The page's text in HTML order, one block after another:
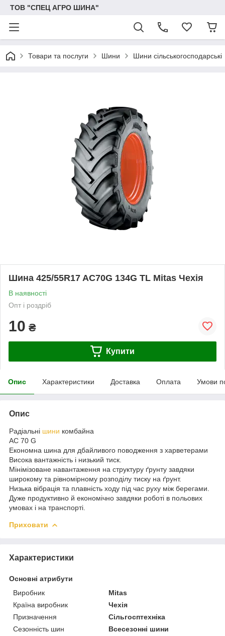
ТОВ "СПЕЦ АГРО ШИНА"
Товари та послуги Шини Шини сільськогосподарські
Шина 425/55R17 AC70G 134G TL Mitas Чехія
В наявності
Опт і роздріб
10 ₴
Купити
Опис Характеристики Доставка Оплата Умови
Опис
Радіальні шини комбайна
AC 70 G
Економна шина для дбайливого поводження з харветерами
Висока вантажність і низький тиск.
Мінімізоване навантаження на структуру ґрунту завдяки
широкому та рівномірному розподілу тиску на ґрунт.
Низька вібрація та плавність ходу під час руху між берегами.
Дуже продуктивно й економічно завдяки роботі в польових
умовах і на транспорті.
Приховати
Характеристики
Основні атрибути
Виробник
Mitas
Країна виробник
Чехія
Призначення
Сільгосптехніка
Сезонність шин
Всесезонні шини